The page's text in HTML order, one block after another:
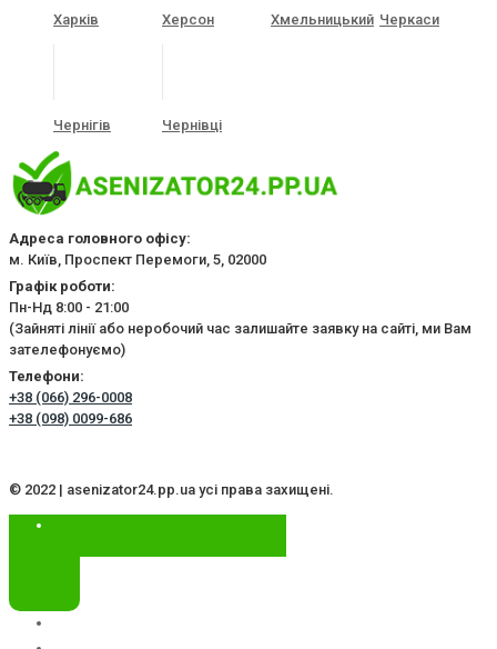
Харків Херсон Хмельницький Черкаси
Чернігів Чернівці
Адреса головного офісу:
м. Київ, Проспект Перемоги, 5, 02000
Графік роботи:
Пн-Нд 8:00 - 21:00
(Зайняті лінії або неробочий час залишайте заявку на сайті, ми Вам
зателефонуємо)
Телефони:
+38 (066) 296-0008
+38 (098) 0099-686
© 2022 | asenizator24.pp.ua усі права захищені.